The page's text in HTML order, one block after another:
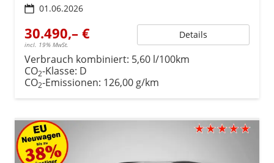
01.06.2026
30.490,– €
incl. 19% MwSt.
Details
Verbrauch kombiniert: 5,60 l/100km
CO2-Klasse: D
CO2-Emissionen: 126,00 g/km